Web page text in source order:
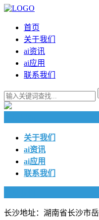
首页
关于我们
ai资讯
ai应用
联系我们
关于我们
ai资讯
ai应用
联系我们
长沙地址：湖南省长沙市